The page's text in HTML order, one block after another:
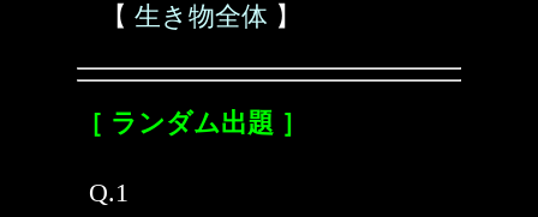
【 生き物全体 】
［ ランダム出題 ］
Q.1